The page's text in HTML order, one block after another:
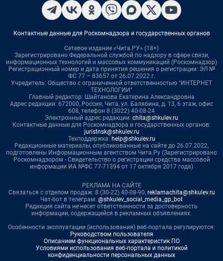
Контактные данные для Роскомнадзора и государственных органов
Сетевое издание «Чита.РУ» (18+)
Зарегистрировано Федеральной службой по надзору в сфере связи,
информационных технологий и массовых коммуникаций (Роскомнадзор)
Регистрационный номер и дата принятия решения о регистрации: ЭЛ №
ФС 77 – 83657 от 26.07.2022 г.
Учредитель: Общество с ограниченной ответственностью "ИНТЕРНЕТ
ТЕХНОЛОГИИ"
Главный редактор: Шайтанова Екатерина Александровна
Адрес редакции: 672000, Россия, Чита, ул. Балябина, д. 13, 6 этаж, офис
608, телефон 8 (3022) 40-08-24
Электронный адрес редакции: chita@shkulev.ru
Контактные данные для Роскомнадзора и государственных органов:
juristnsk@shkulev.ru
Техподдержка: help@shkulev.ru
Редакционные материалы, опубликованные на сайте до 26.07.2022,
подготовлены Информационным агентством Чита.Ру (Зарегистрировано
Роскомнадзором - Свидетельство о регистрации средства массовой
информации ИА №ФС 77-71394 от 17 октября 2017 года)
РЕКЛАМА НА САЙТЕ
Связаться с отделом продаж: 8 (30-22) 40-08-90, reklamachita@shkulev.ru
Чат-бот в телеграм: @shkulev_social_media_gp_bot
Редакция сайта не несет ответственности за достоверность
информации, содержащейся в рекламных объявлениях.
Особенности эксплуатации (использования) веб-портала регулируются:
Руководством пользователя
Описанием функциональных характеристик ПО
Условиями использования веб-портала и политикой
конфиденциальности персональных данных